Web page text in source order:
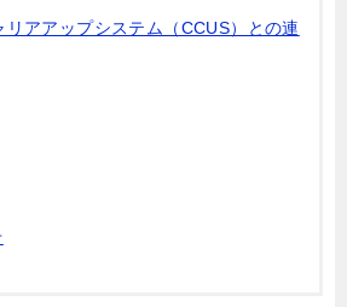
アアップシステム（CCUS）との連